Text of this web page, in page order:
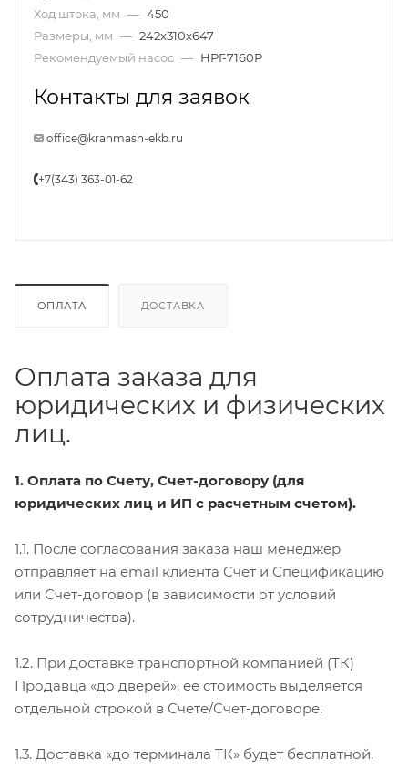
Ход штока, мм — 450
Размеры, мм — 242x310x647
Рекомендуемый насос — НРГ-7160Р
Контакты для заявок
office@kranmash-ekb.ru
+7(343) 363-01-62
ОПЛАТА ДОСТАВКА
Оплата заказа для
юридических и физических
лиц.
1. Оплата по Счету, Счет-договору (для
юридических лиц и ИП с расчетным счетом).
1.1. После согласования заказа наш менеджер
отправляет на email клиента Счет и Спецификацию
или Счет-договор (в зависимости от условий
сотрудничества).
1.2. При доставке транспортной компанией (ТК)
Продавца «до дверей», ее стоимость выделяется
отдельной строкой в Счете/Счет-договоре.
1.3. Доставка «до терминала ТК» будет бесплатной.